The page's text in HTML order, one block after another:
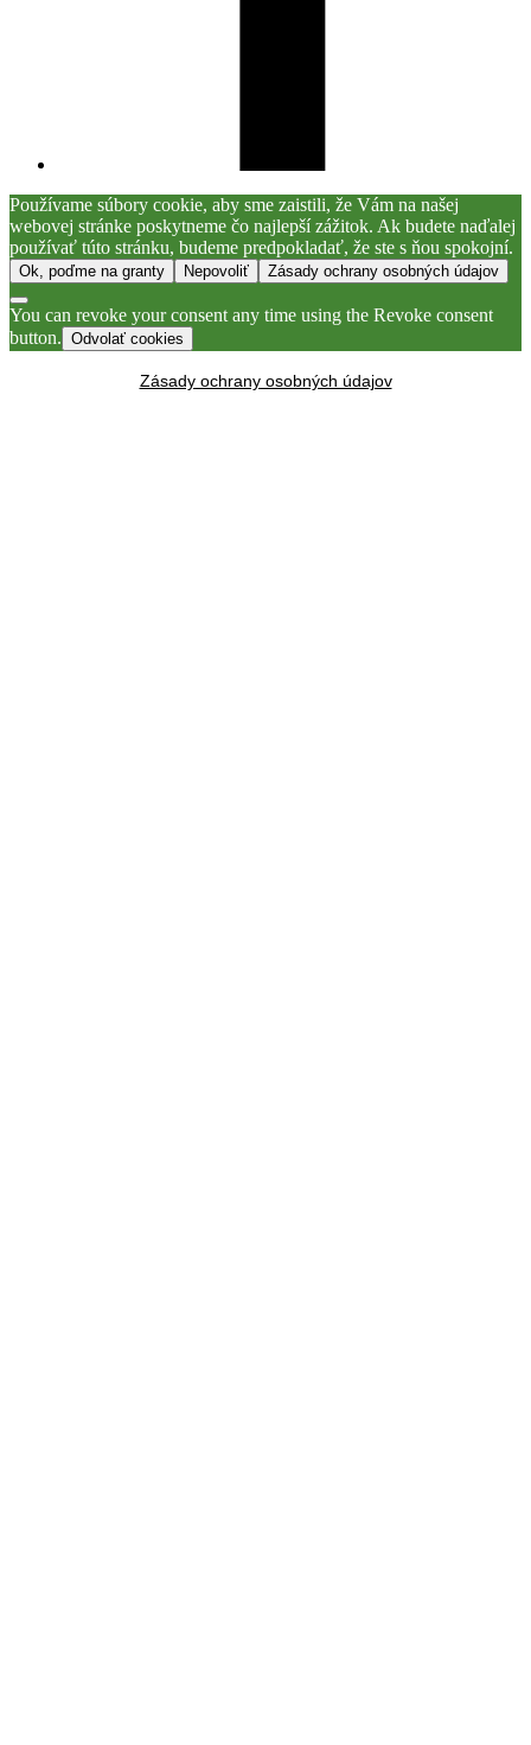
Používame súbory cookie, aby sme zaistili, že Vám na našej
webovej stránke poskytneme čo najlepší zážitok. Ak budete naďalej
používať túto stránku, budeme predpokladať, že ste s ňou spokojní.
Ok, poďme na granty Nepovoliť Zásady ochrany osobných údajov
You can revoke your consent any time using the Revoke consent
button. Odvolať cookies
Zásady ochrany osobných údajov